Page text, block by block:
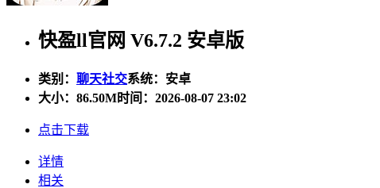
快盈ll官网 V6.7.2 安卓版
类别： 聊天社交系统：安卓
大小： 86.50M时间：2026-08-07 23:02
点击下载
详情
相关